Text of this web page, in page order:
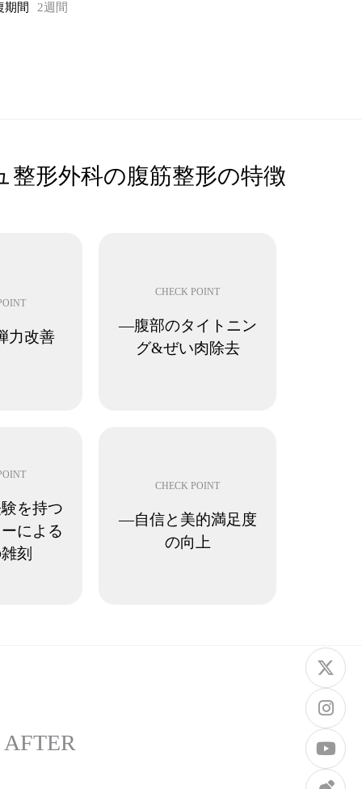
期間
2週間
整形外科の腹筋整形の特徴
力改善
CHECK POINT
―腹部のタイトニン
グ&ぜい肉除去
を持つ
による
刻
CHECK POINT
―自信と美的満足度
の向上